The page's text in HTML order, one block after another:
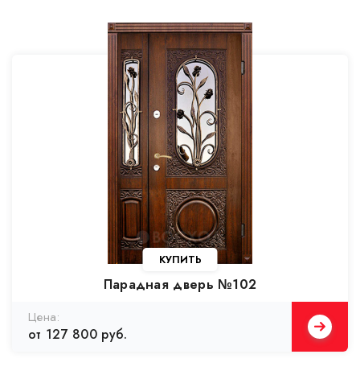
Парадная дверь №102
от 127 800 руб.